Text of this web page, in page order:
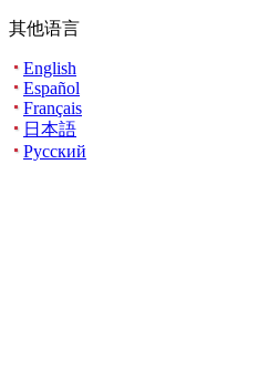
其他语言
English
Español
Français
日本語
Русский